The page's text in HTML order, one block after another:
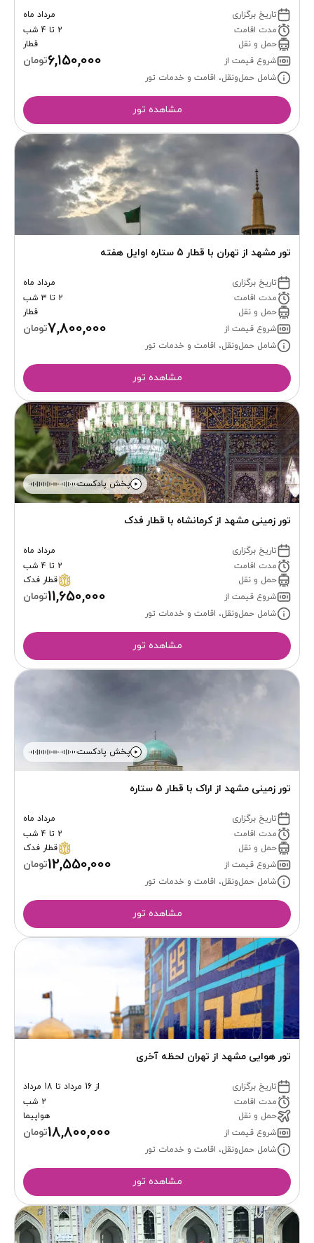
تاریخ برگزاری
مرداد ماه
مدت اقامت
2 تا 4 شب
حمل و نقل
قطار
شروع قیمت از
6,150,000تومان
شامل حمل‌ونقل، اقامت و خدمات تور
مشاهده تور
تور مشهد از تهران با قطار 5 ستاره اوایل هفته
تاریخ برگزاری
مرداد ماه
مدت اقامت
2 تا 3 شب
حمل و نقل
قطار
شروع قیمت از
7,800,000تومان
شامل حمل‌ونقل، اقامت و خدمات تور
مشاهده تور
تور زمینی مشهد از کرمانشاه با قطار فدک
پخش پادکست
تاریخ برگزاری
مرداد ماه
مدت اقامت
2 تا 4 شب
حمل و نقل
قطار فدک
شروع قیمت از
11,650,000تومان
شامل حمل‌ونقل، اقامت و خدمات تور
مشاهده تور
تور زمینی مشهد از اراک با قطار 5 ستاره
پخش پادکست
تاریخ برگزاری
مرداد ماه
مدت اقامت
2 تا 4 شب
حمل و نقل
قطار فدک
شروع قیمت از
12,550,000تومان
شامل حمل‌ونقل، اقامت و خدمات تور
مشاهده تور
تور هوایی مشهد از تهران لحظه آخری
تاریخ برگزاری
از 16 مرداد تا 18 مرداد
مدت اقامت
2 شب
حمل و نقل
هواپیما
شروع قیمت از
18,800,000تومان
شامل حمل‌ونقل، اقامت و خدمات تور
مشاهده تور